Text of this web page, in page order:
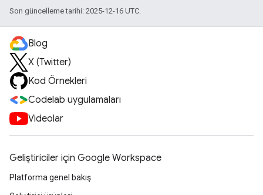
Son güncelleme tarihi: 2025-12-16 UTC.
Blog
X (Twitter)
Kod Örnekleri
Codelab uygulamaları
Videolar
Geliştiriciler için Google Workspace
Platforma genel bakış